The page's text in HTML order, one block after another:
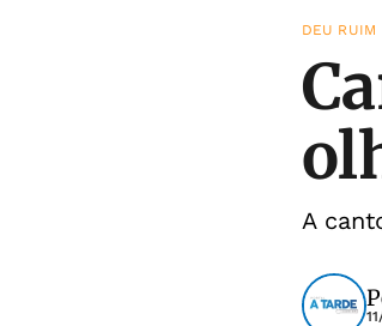
DEU RUIM
A